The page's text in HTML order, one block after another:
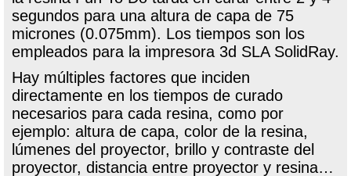
segundos para una altura de capa de 75
micrones (0.075mm). Los tiempos son los
empleados para la impresora 3d SLA SolidRay.
Hay múltiples factores que inciden
directamente en los tiempos de curado
necesarios para cada resina, como por
ejemplo: altura de capa, color de la resina,
lúmenes del proyector, brillo y contraste del
proyector, distancia entre proyector y resina…